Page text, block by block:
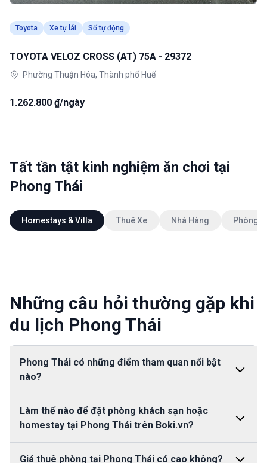
Toyota Xe tự lái Số tự động
TOYOTA VELOZ CROSS (AT) 75A - 29372
Phường Thuận Hóa, Thành phố Huế
1.262.800 ₫/ngày
Tất tần tật kinh nghiệm ăn chơi tại
Phong Thái
Homestays & Villa Thuê Xe Nhà Hàng Phòng
Những câu hỏi thường gặp khi
du lịch Phong Thái
Phong Thái có những điểm tham quan nổi bật
nào?
Phong Thái nổi tiếng với các làng nghề truyền thống
như làm nón lá, đan lát và các ngôi đình, chùa cổ kính
hưởng không gian xanh mát của những cánh đồng lúa
Làm thế nào để đặt phòng khách sạn hoặc
homestay tại Phong Thái trên Boki.vn?
Đặt phòng tại Phong Thái trên Boki.vn rất dễ dàng. Bạn
Giá thuê phòng tại Phong Thái có cao không?